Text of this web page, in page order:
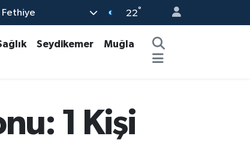
Fethiye 22°
Seydikemer
Muğla
1 Kişi